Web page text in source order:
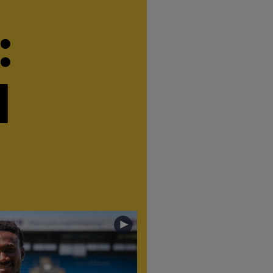
►